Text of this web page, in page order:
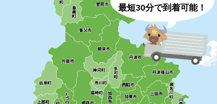
最短30分で到着可能！